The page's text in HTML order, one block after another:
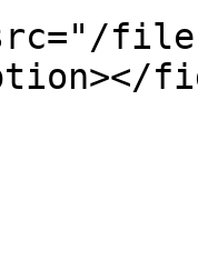
files/